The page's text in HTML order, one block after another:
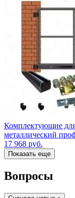
Комплектующие
металлический
17 968 руб.
Показать еще
Вопросы